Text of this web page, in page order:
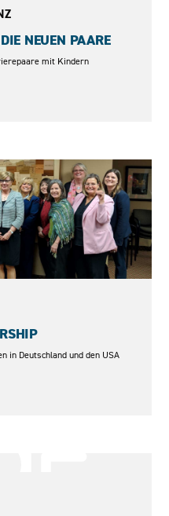
NEUEN PAARE
mit Kindern
in Deutschland und den USA